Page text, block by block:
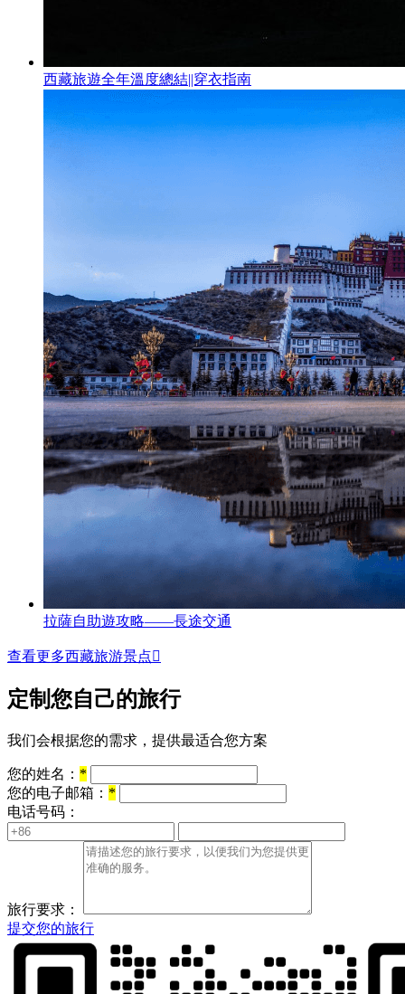
西藏旅遊全年溫度總結||穿衣指南
拉薩自助遊攻略——長途交通
查看更多西藏旅游景点
定制您自己的旅行
我们会根据您的需求，提供最适合您方案
您的姓名： *
您的电子邮箱： *
电话号码：
旅行要求：
提交您的旅行